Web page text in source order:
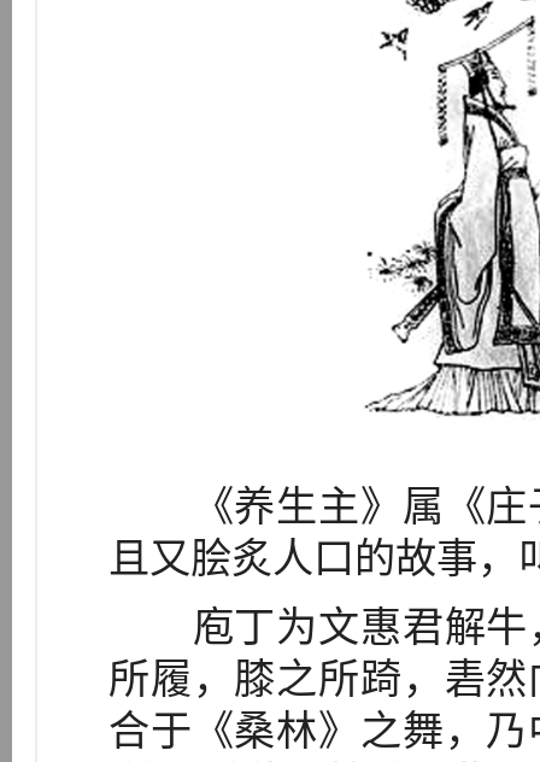
《养生主》属《庄
且又脍炙人口的故事，
庖丁为文惠君解牛
所履，膝之所踦，砉
合于《桑林》之舞，